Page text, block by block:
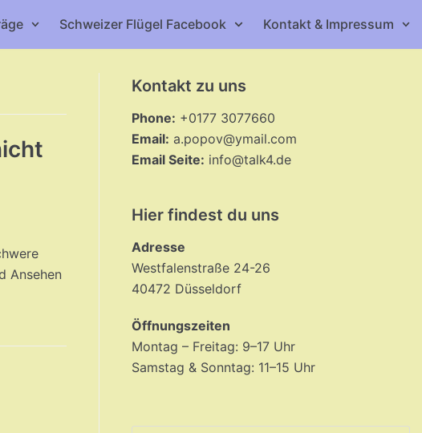
Schweizer Flügel Facebook Kontakt & Impressum
Ansehen
Kontakt zu uns
Phone: +0177 3077660
Email: a.popov@ymail.com
Email Seite: info@talk4.de
Hier findest du uns
Adresse
Westfalenstraße 24-26
40472 Düsseldorf
Öffnungszeiten
Montag – Freitag: 9–17 Uhr
Samstag & Sonntag: 11–15 Uhr